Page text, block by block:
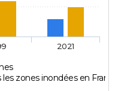
zones inondées en
2021